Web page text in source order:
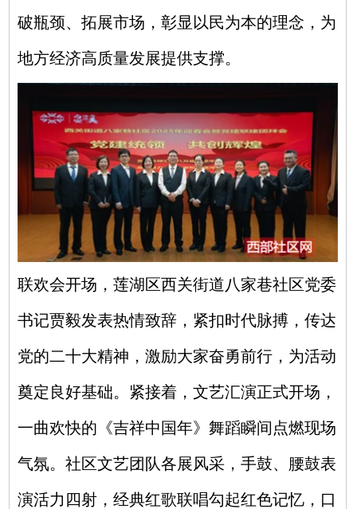
破瓶颈、拓展市场，彰显以民为本的理念，为
地方经济高质量发展提供支撑。
联欢会开场，莲湖区西关街道八家巷社区党委
书记贾毅发表热情致辞，紧扣时代脉搏，传达
党的二十大精神，激励大家奋勇前行，为活动
奠定良好基础。紧接着，文艺汇演正式开场，
一曲欢快的《吉祥中国年》舞蹈瞬间点燃现场
气氛。社区文艺团队各展风采，手鼓、腰鼓表
演活力四射，经典红歌联唱勾起红色记忆，口